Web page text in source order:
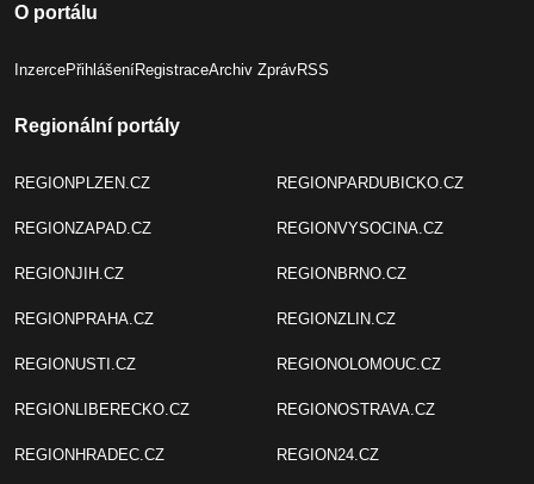
O portálu
InzercePřihlášeníRegistraceArchiv ZprávRSS
Regionální portály
REGIONPLZEN.CZ
REGIONZAPAD.CZ
REGIONJIH.CZ
REGIONPRAHA.CZ
REGIONUSTI.CZ
REGIONLIBERECKO.CZ
REGIONHRADEC.CZ
REGIONPARDUBICKO.CZ
REGIONVYSOCINA.CZ
REGIONBRNO.CZ
REGIONZLIN.CZ
REGIONOLOMOUC.CZ
REGIONOSTRAVA.CZ
REGION24.CZ